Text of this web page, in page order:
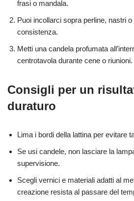
frasi o mandala.
Puoi incollarci sopra perline, nastri
consistenza.
Metti una candela profumata
centrotavola durante cene o riunioni.
Consigli per un
duraturo
Lima i bordi della lattina per evitare
Se usi candele, non lasciare la
supervisione.
Scegli vernici e materiali adatti al
creazione resista al passare del